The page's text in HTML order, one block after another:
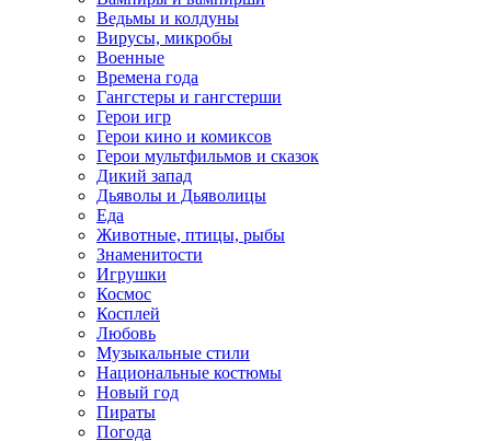
Ведьмы и колдуны
Вирусы, микробы
Военные
Времена года
Гангстеры и гангстерши
Герои игр
Герои кино и комиксов
Герои мультфильмов и сказок
Дикий запад
Дьяволы и Дьяволицы
Еда
Животные, птицы, рыбы
Знаменитости
Игрушки
Космос
Косплей
Любовь
Музыкальные стили
Национальные костюмы
Новый год
Пираты
Погода